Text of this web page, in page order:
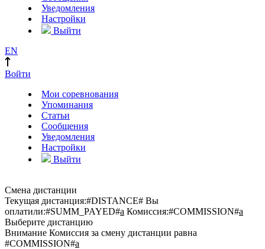
Уведомления
Настройки
Выйти
EN
Войти
Мои соревнования
Упоминания
Статьи
Сообщения
Уведомления
Настройки
Выйти
Смена дистанции
Текущая дистанция:#DISTANCE# Вы
оплатили:#SUMM_PAYED#a Комиссия:#COMMISSION#a
Выберите дистанцию
Внимание Комиссия за смену дистанции равна
#COMMISSION#a